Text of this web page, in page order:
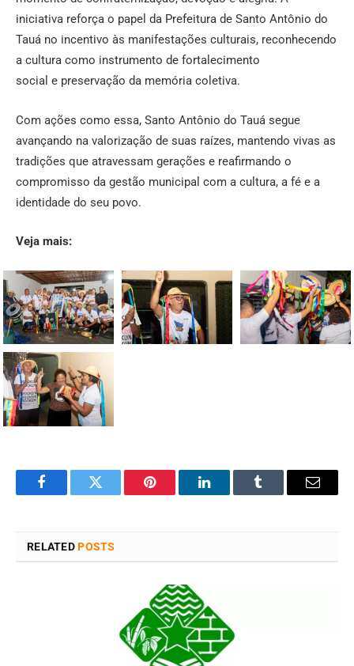
iniciativa reforça o papel da Prefeitura de Santo Antônio do
Tauá no incentivo às manifestações culturais, reconhecendo
a cultura como instrumento de fortalecimento
social e preservação da memória coletiva.
Com ações como essa, Santo Antônio do Tauá segue
avançando na valorização de suas raízes, mantendo vivas as
tradições que atravessam gerações e reafirmando o
compromisso da gestão municipal com a cultura, a fé e a
identidade do seu povo.
Veja mais:
FacebookTwitter Pinterest LinkedInTumblr Email
RELATEDPOSTS